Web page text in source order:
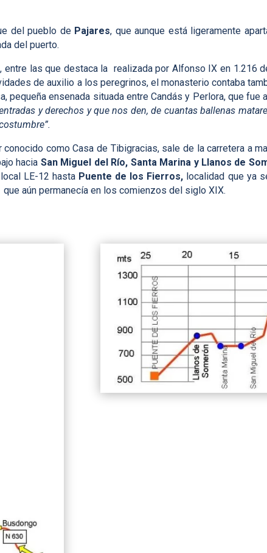
del pueblo de Pajares, que aunque está ligeramente
del puerto.
las que destaca la realizada por Alfonso IX en 1.216
de auxilio a los peregrinos, el monasterio contaba
ensenada situada entre Candás y Perlora, que fue
y derechos y que nos den, de cuantas ballenas
como Casa de Tibigracias, sale de la carretera a
hacia San Miguel del Río, Santa Marina y Llanos de
LE-12 hasta Puente de los Fierros, localidad que ya
aún permanecía en los comienzos del siglo XIX.